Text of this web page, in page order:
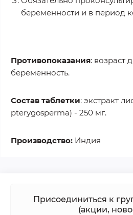
беременности и в период
Противопоказания: возраст
беременность.
Состав таблетки: экстракт
pterygosperma) - 250 мг.
Производство: Индия
Присоединиться к
(акции,